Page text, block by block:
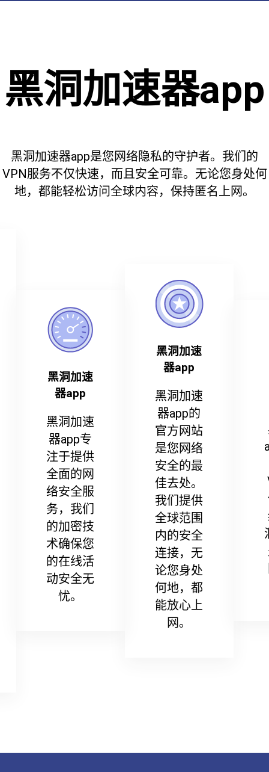
黑洞加速器app
黑洞加速器app是您网络隐私的守护者。我们的
VPN服务不仅快速，而且安全可靠。无论您身处何
地，都能轻松访问全球内容，保持匿名上网。
黑洞加速
器app
黑洞加速
器app专
注于提供
全面的网
络安全服
务，我们
的加密技
术确保您
的在线活
动安全无
忧。
黑洞加速
器app
黑洞加速
器app的
官方网站
是您网络
安全的最
佳去处。
我们提供
全球范围
内的安全
连接，无
论您身处
何地，都
能放心上
网。